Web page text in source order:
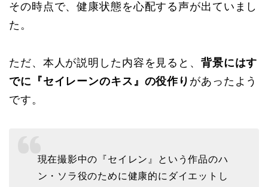
その時点で、健康状態を心配する声が出ていまし
た。
ただ、本人が説明した内容を見ると、 背景にはす
でに『セイレーンのキス』の役作り があったよう
です。
現在撮影中の『セイレン』という作品のハ
ン・ソラ役のために健康的にダイエットし